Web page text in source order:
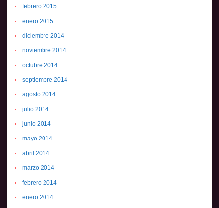
febrero 2015
enero 2015
diciembre 2014
noviembre 2014
octubre 2014
septiembre 2014
agosto 2014
julio 2014
junio 2014
mayo 2014
abril 2014
marzo 2014
febrero 2014
enero 2014